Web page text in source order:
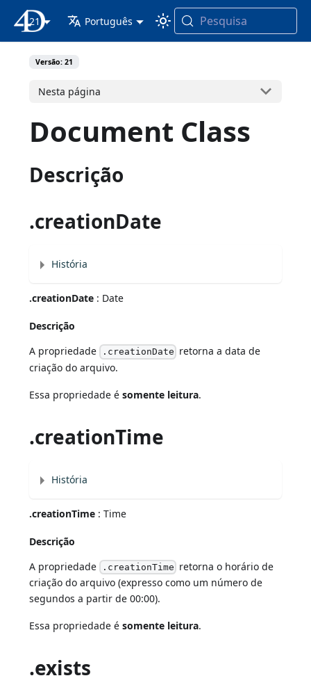
Documentação 4D
21 Português Pesquisa
Versão: 21
Nesta página
Document Class
Descrição
.creationDate
História
.creationDate : Date
Descrição
A propriedade .creationDate retorna a data de
criação do arquivo.
Essa propriedade ésomente leitura.
.creationTime
História
.creationTime : Time
Descrição
A propriedade .creationTime retorna o horário de
criação do arquivo (expresso como um número de
segundos a partir de 00:00).
Essa propriedade ésomente leitura.
.exists